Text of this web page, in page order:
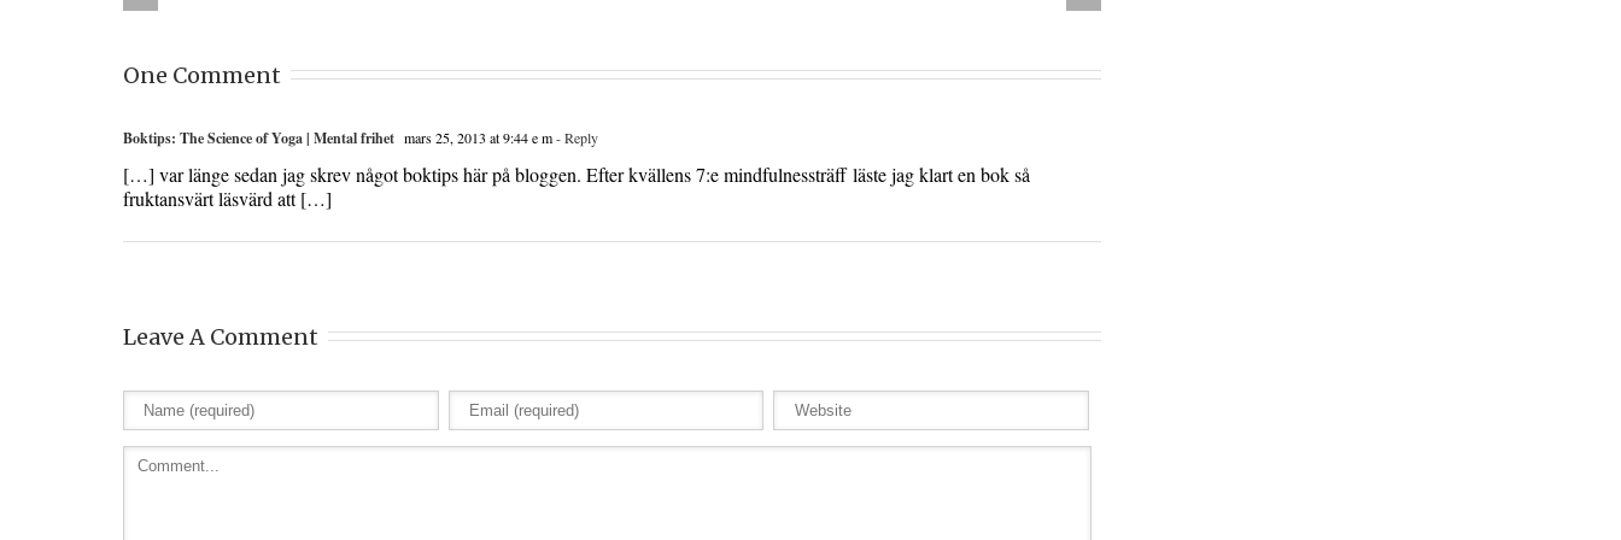
One Comment
Boktips: The Science of Yoga | Mental frihet mars 25, 2013 at 9:44 e m- Reply
[…] var länge sedan jag skrev något boktips här på bloggen. Efter kvällens 7:e mindfulnessträff läste jag klart en bok så
fruktansvärt läsvärd att […]
Leave A Comment